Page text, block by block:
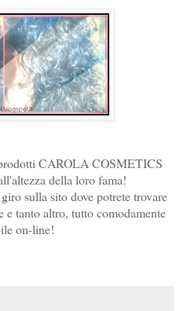
CAROLA COSMETICS
della loro fama!
sulla sito dove potrete trovare
tanto altro, tutto comodamente
on-line!